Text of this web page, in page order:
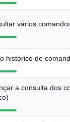
vários
histórico de
a consulta dos